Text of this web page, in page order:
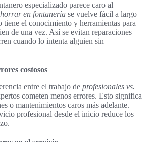
especializado parece caro al
en fontanería se vuelve fácil a largo
tiene el conocimiento y herramientas para
de una vez. Así se evitan reparaciones
cuando lo intenta alguien sin
costosos
entre el trabajo de profesionales vs.
cometen menos errores. Esto significa
o mantenimientos caros más adelante.
profesional desde el inicio reduce los